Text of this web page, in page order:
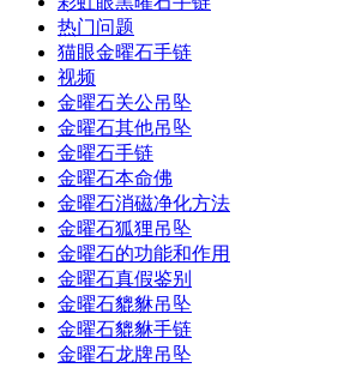
热门问题
猫眼金曜石手链
视频
金曜石关公吊坠
金曜石其他吊坠
金曜石手链
金曜石本命佛
金曜石消磁净化方法
金曜石狐狸吊坠
金曜石的功能和作用
金曜石真假鉴别
金曜石貔貅吊坠
金曜石貔貅手链
金曜石龙牌吊坠